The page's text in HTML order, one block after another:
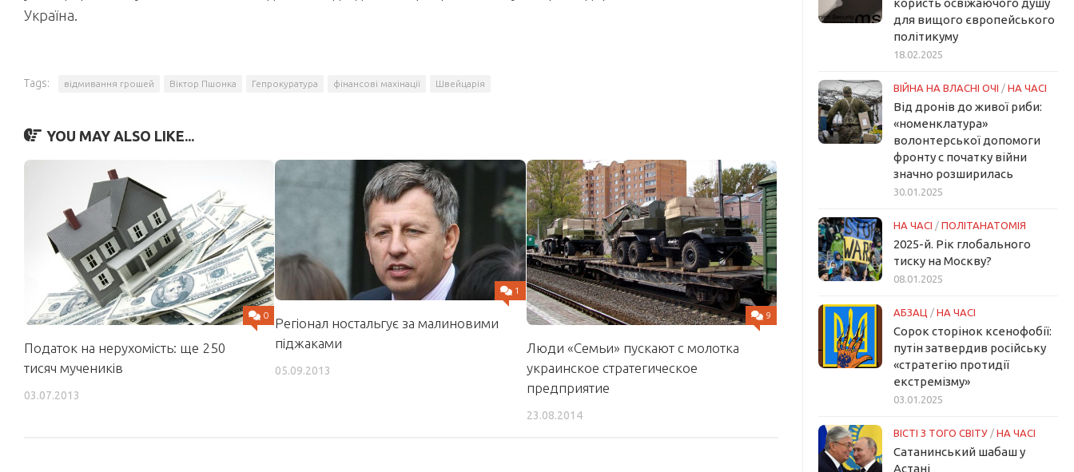
Україна.
Tags: відмивання грошей Віктор Пшонка Гепрокуратура фінансові махінації Швейцарія
YOU MAY ALSO LIKE...
0
Податок на нерухомість: ще 250
тисяч мучеників
03.07.2013
1
Регіонал ностальгує за малиновими
піджаками
05.09.2013
9
Люди «Семьи» пускают с молотка
украинское стратегическое
предприятие
23.08.2014
користь освіжаючого душу
для вищого європейського
політикуму
18.02.2025
ВІЙНА НА ВЛАСНІ ОЧІ / НА ЧАСІ
Від дронів до живої риби:
«номенклатура»
волонтерської допомоги
фронту с початку війни
значно розширилась
30.01.2025
НА ЧАСІ / ПОЛІТАНАТОМІЯ
2025-й. Рік глобального
тиску на Москву?
08.01.2025
АБЗАЦ / НА ЧАСІ
Сорок сторінок ксенофобії:
путін затвердив російську
«стратегію протидії
екстремізму»
03.01.2025
ВІСТІ З ТОГО СВІТУ / НА ЧАСІ
Сатанинський шабаш у
Астані